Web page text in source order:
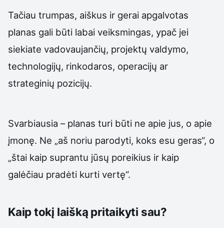
Tačiau trumpas, aiškus ir gerai apgalvotas
planas gali būti labai veiksmingas, ypač jei
siekiate vadovaujančių, projektų valdymo,
technologijų, rinkodaros, operacijų ar
strateginių pozicijų.
Svarbiausia – planas turi būti ne apie jus, o apie
įmonę. Ne „aš noriu parodyti, koks esu geras“, o
„štai kaip suprantu jūsų poreikius ir kaip
galėčiau pradėti kurti vertę“.
Kaip tokį laišką pritaikyti sau?